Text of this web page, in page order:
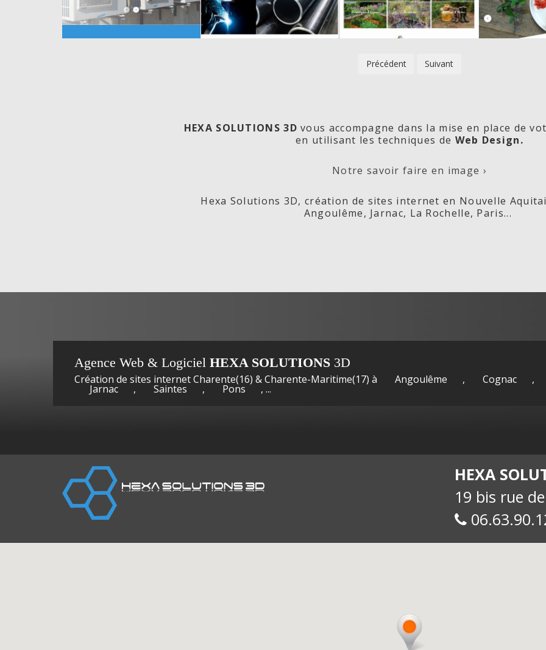
Cognac
Inox,
Gensac-
Les
Fleurs de
Maguy -
E-
Précédent Suivant
HEXA SOLUTIONS 3D vous accompagne dans la mise en place de
en utilisant les techniques de Web Design.
Notre savoir faire en image ›
Hexa Solutions 3D, création de sites internet en Nouvelle
Angoulême, Jarnac, La Rochelle, Paris...
Agence Web & Logiciel HEXA SOLUTIONS 3D
Création de sites internet Charente(16) & Charente-Maritime(17) à Angoulême , Cognac ,
Jarnac , Saintes , Pons , ...
HEXA
19 bis rue